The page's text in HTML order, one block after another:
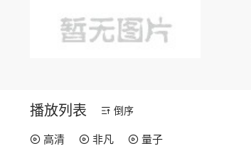
播放列表 倒序
高清 非凡 量子